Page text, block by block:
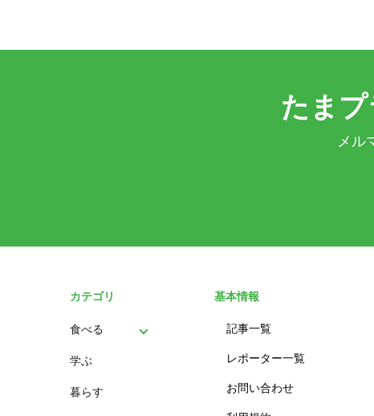
たま
メル
カテゴリ
食べる
パン
スイーツ
学ぶ
暮らす
基本情報
記事一覧
レポーター一覧
お問い合わせ